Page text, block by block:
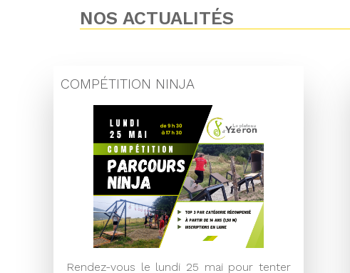
NOS ACTUALITÉS
COMPÉTITION NINJA
Rendez-vous le lundi 25 mai pour tenter